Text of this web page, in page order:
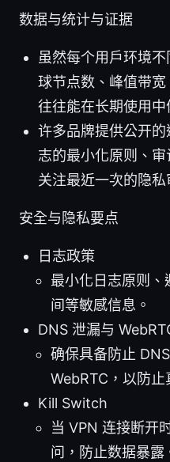
数据与统计与证据
虽然每个用户环境
球节点数、峰值带
往往能在长期使用中
许多品牌提供公开
志的最小化原则、
关注最近一次的隐私
安全与隐私要点
日志政策
最小化日志原则
间等敏感信息。
DNS 泄漏与
确保具备防止
WebRTC，以防止
Kill Switch
当 VPN 连接断开
问，防止数据暴露